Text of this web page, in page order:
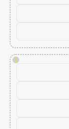
!